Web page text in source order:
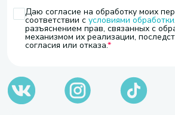
Даю согласие на обработку моих
соответствии с условиями обработки
разъяснением прав, связанных с
механизмом их реализации,
согласия или отказа.